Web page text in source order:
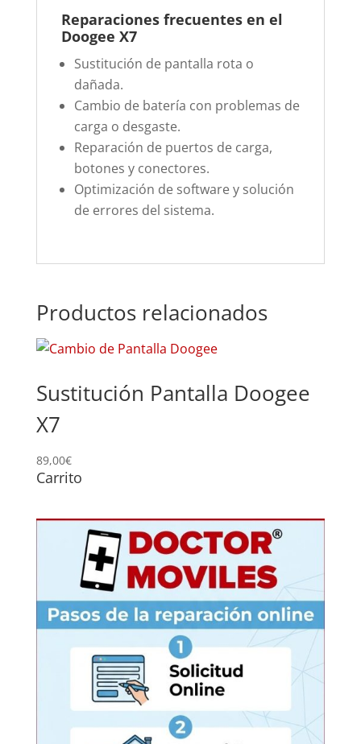
Reparaciones frecuentes en el
Doogee X7
Sustitución de pantalla rota o
dañada.
Cambio de batería con problemas de
carga o desgaste.
Reparación de puertos de carga,
botones y conectores.
Optimización de software y solución
de errores del sistema.
Productos relacionados
Sustitución Pantalla Doogee
X7
89,00€
Carrito